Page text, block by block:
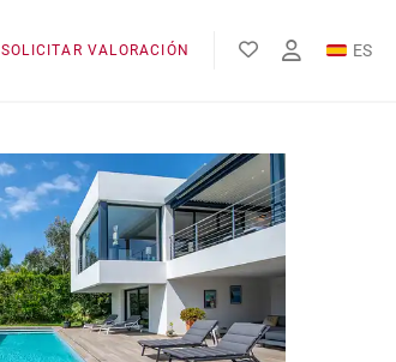
SOLICITAR VALORACIÓN ES
EN